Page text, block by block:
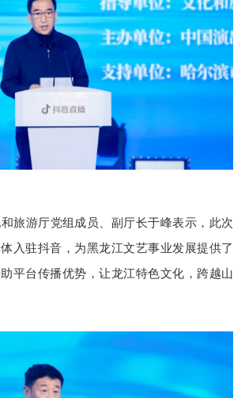
旅游厅党组成员、副厅长于峰表示，此次
入驻抖音，为黑龙江文艺事业发展提供了
平台传播优势，让龙江特色文化，跨越山